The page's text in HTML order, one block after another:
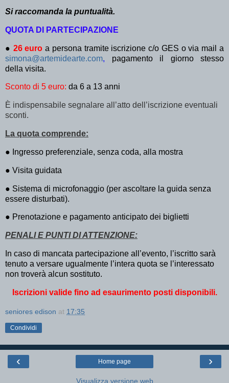
Si raccomanda la puntualità.
QUOTA DI PARTECIPAZIONE
● 26 euro a persona tramite iscrizione c/o GES o via mail a
simona@artemidearte.com, pagamento il giorno stesso
della visita.
Sconto di 5 euro: da 6 a 13 anni
È indispensabile segnalare all’atto dell’iscrizione eventuali
sconti.
La quota comprende:
● Ingresso preferenziale, senza coda, alla mostra
● Visita guidata
● Sistema di microfonaggio (per ascoltare la guida senza
essere disturbati).
● Prenotazione e pagamento anticipato dei biglietti
PENALI E PUNTI DI ATTENZIONE:
In caso di mancata partecipazione all’evento, l’iscritto sarà
tenuto a versare ugualmente l’intera quota se l’interessato
non troverà alcun sostituto.
Iscrizioni valide fino ad esaurimento posti disponibili.
seniores edison at 17:35
Condividi
‹ ›
Home page
Visualizza versione web